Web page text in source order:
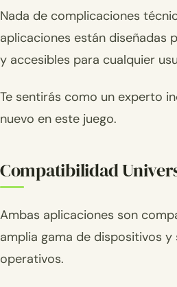
Nada de complicaciones
aplicaciones están diseñadas
y accesibles para cualquier
Te sentirás como un experto
nuevo en este juego.
Compatibilidad
Ambas aplicaciones son
amplia gama de dispositivos y
operativos.